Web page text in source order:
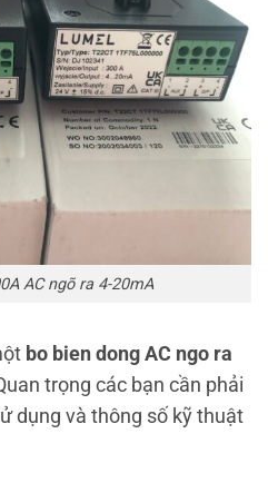
AC ngõ ra 4-20mA
bo bien dong AC ngo ra
trọng các bạn cần phải
dụng và thông số kỹ thuật